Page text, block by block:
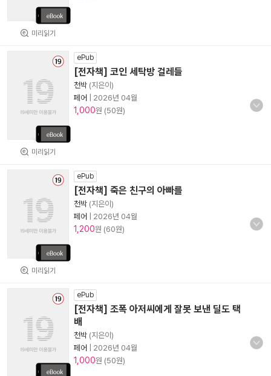
미리읽기
미리읽기
ePub
[전자책] 코인 세탁방 걸레들
천박 (지은이)
페어
2026년 04월
1,000원 (50원)
미리읽기
ePub
[전자책] 죽은 친구의 아빠를
천박 (지은이)
페어
2026년 04월
1,200원 (60원)
ePub
[전자책] 조폭 아저씨에게 잘못 보낸 딜도 택
배
천박 (지은이)
페어
2026년 04월
1,000원 (50원)